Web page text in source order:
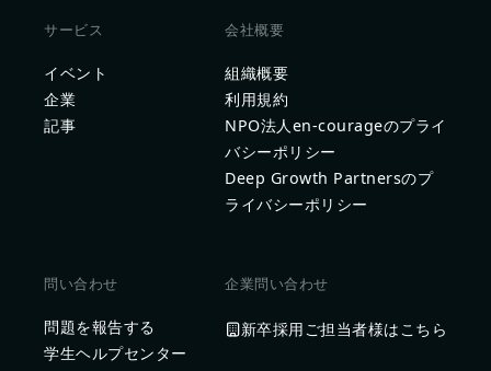
サービス
イベント
企業
記事
会社概要
組織概要
利用規約
NPO法人en-courageのプライ
バシーポリシー
Deep Growth Partnersのプ
ライバシーポリシー
問い合わせ
問題を報告する
学生ヘルプセンター
企業問い合わせ
新卒採用ご担当者様はこちら